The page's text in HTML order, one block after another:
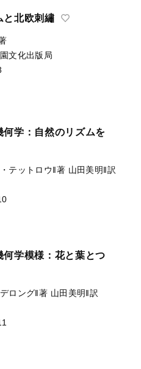
と北欧刺繡
文化出版局
何学：自然のリズムを
テットロウ‖著 山田美明‖訳
何学模様：花と葉とつ
ロング‖著 山田美明‖訳